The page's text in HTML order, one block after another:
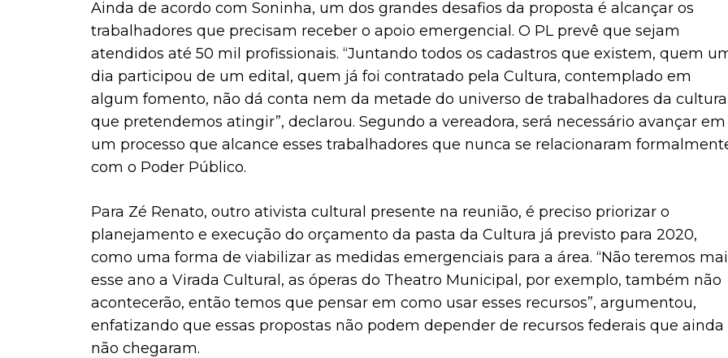
Ainda de acordo com Soninha, um dos grandes desafios da proposta é alcançar os
trabalhadores que precisam receber o apoio emergencial. O PL prevê que sejam
atendidos até 50 mil profissionais. “Juntando todos os cadastros que existem, quem
dia participou de um edital, quem já foi contratado pela Cultura, contemplado em
algum fomento, não dá conta nem da metade do universo de trabalhadores da cultura
que pretendemos atingir”, declarou. Segundo a vereadora, será necessário avançar em
um processo que alcance esses trabalhadores que nunca se relacionaram
com o Poder Público.
Para Zé Renato, outro ativista cultural presente na reunião, é preciso priorizar o
planejamento e execução do orçamento da pasta da Cultura já previsto para 2020,
como uma forma de viabilizar as medidas emergenciais para a área. “Não teremos
esse ano a Virada Cultural, as óperas do Theatro Municipal, por exemplo, também não
acontecerão, então temos que pensar em como usar esses recursos”, argumentou,
enfatizando que essas propostas não podem depender de recursos federais que ainda
não chegaram.